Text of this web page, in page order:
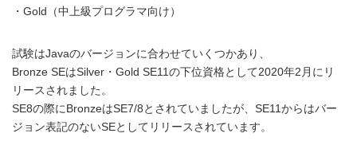
・Gold（中上級プログラマ向け）
試験はJavaのバージョンに合わせていくつかあり、
Bronze SEはSilver・Gold SE11の下位資格として2020年2月にリ
リースされました。
SE8の際にBronzeはSE7/8とされていましたが、SE11からはバー
ジョン表記のないSEとしてリリースされています。